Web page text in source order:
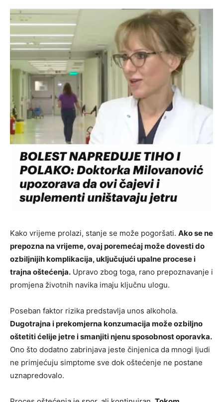
Kako vrijeme prolazi, stanje se može pogoršati. Ako se ne
prepozna na vrijeme, ovaj poremećaj može dovesti do
ozbiljnijih komplikacija, uključujući upalne procese i
trajna oštećenja. Upravo zbog toga, rano prepoznavanje i
promjena životnih navika imaju ključnu ulogu.
Poseban faktor rizika predstavlja unos alkohola.
Dugotrajna i prekomjerna konzumacija može ozbiljno
oštetiti ćelije jetre i smanjiti njenu sposobnost oporavka.
Ono što dodatno zabrinjava jeste činjenica da mnogi ljudi
ne primjećuju simptome sve dok oštećenje ne postane
uznapredovalo.